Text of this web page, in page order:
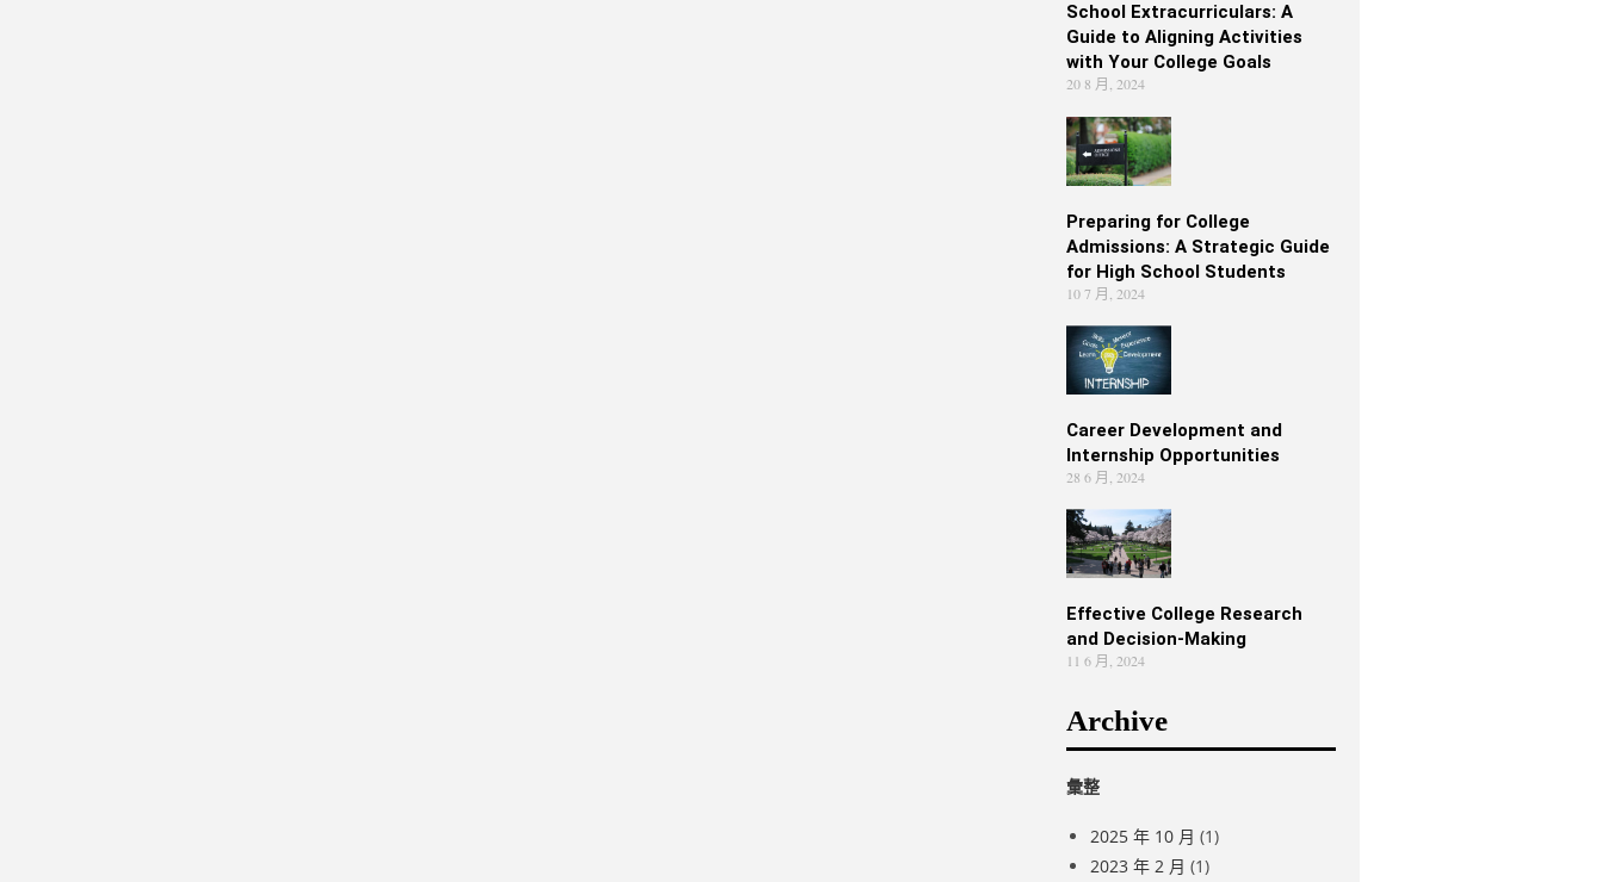
School Extracurriculars: A
Guide to Aligning Activities
with Your College Goals
20 8 月, 2024
Preparing for College
Admissions: A Strategic Guide
for High School Students
10 7 月, 2024
Career Development and
Internship Opportunities
28 6 月, 2024
Effective College Research
and Decision-Making
11 6 月, 2024
Archive
彙整
2025 年 10 月 (1)
2023 年 2 月 (1)